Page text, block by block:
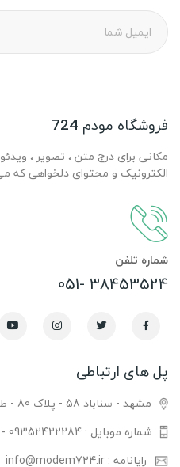
فروشگاه مودم 724
مکانی برای درج متن ، تصویر ،
الکترونیک و محتوای دلخواهی که
شماره تلفن
38453524 -051
پل های ارتباطی
مشهد - سناباد 58 - پلاک 80 - طبقه 2
شماره موبایل : 09352422284 - 09352422284
رایانامه : info@modem724.ir